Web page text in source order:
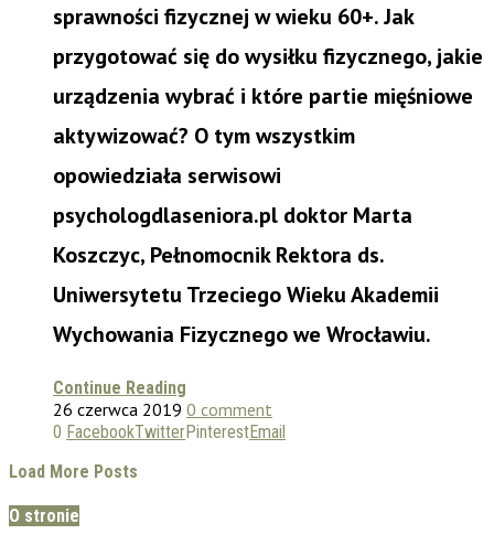
sprawności fizycznej w wieku 60+. Jak
przygotować się do wysiłku fizycznego, jakie
urządzenia wybrać i które partie mięśniowe
aktywizować? O tym wszystkim
opowiedziała serwisowi
psychologdlaseniora.pl doktor Marta
Koszczyc, Pełnomocnik Rektora ds.
Uniwersytetu Trzeciego Wieku Akademii
Wychowania Fizycznego we Wrocławiu.
Continue Reading
26 czerwca 2019 0 comment
0 FacebookTwitterPinterestEmail
Load More Posts
O stronie